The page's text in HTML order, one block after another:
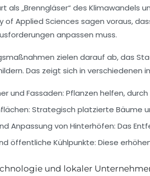
als „Brenngläser“ des
of Applied Sciences sagen voraus,
anpassen muss.
zielen darauf ab, das
Das zeigt sich in verschiedenen
und Fassaden: Pflanzen helfen,
Strategisch platzierte Bäume
Anpassung von Hinterhöfen: Das
öffentliche Kühlpunkte: Diese
und lokaler